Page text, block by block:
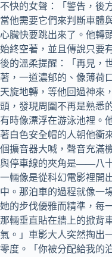
不快的女聲：「警告，後
當他需要它們來判斷車體
心臟快要跳出來了。他轉
始終空著，並且傳說只要
後的溫柔提醒：「再見，
著，一道濃郁的、像薄荷
天旋地轉，等他回過神來
頭，發現周圍不再是熟悉
有時像漂浮在游泳池裡。
著白色安全帽的人朝他衝
個擴音器大喊，聲音充滿
與停車線的夾角是——八
一輛像是從科幻電影裡開
中。那泊車的過程就像一
她的步伐優雅而精準，每
那輛垂直貼在牆上的掀背
氣。」車影大人突然掏出
零度。「你被分配給我的